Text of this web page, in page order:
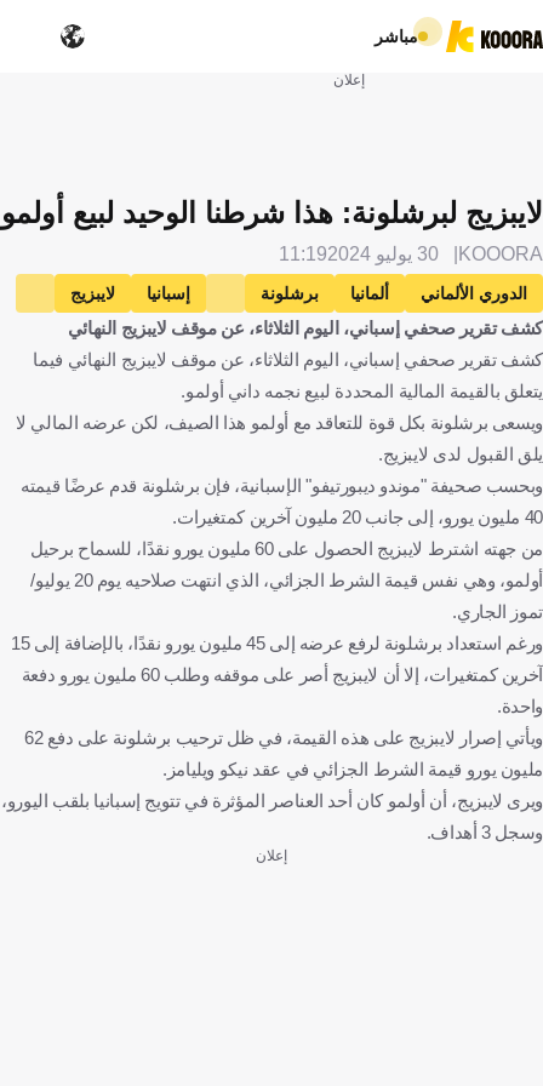
مباشر
إعلان
لايبزيج لبرشلونة: هذا شرطنا الوحيد لبيع أولمو
KOOORA 30 يوليو 2024 11:19
الدوري الألماني ألمانيا برشلونة إسبانيا
لايبزيج
داني أولمو
كرة قدم
كشف تقرير صحفي إسباني، اليوم الثلاثاء، عن موقف لايبزيج النهائي
كشف تقرير صحفي إسباني، اليوم الثلاثاء، عن موقف لايبزيج النهائي فيما
يتعلق بالقيمة المالية المحددة لبيع نجمه داني أولمو.
ويسعى برشلونة بكل قوة للتعاقد مع أولمو هذا الصيف، لكن عرضه المالي لا
يلق القبول لدى لايبزيج.
وبحسب صحيفة "موندو ديبورتيفو" الإسبانية، فإن برشلونة قدم عرضًا قيمته
40 مليون يورو، إلى جانب 20 مليون آخرين كمتغيرات.
من جهته اشترط لايبزيج الحصول على 60 مليون يورو نقدًا، للسماح برحيل
أولمو، وهي نفس قيمة الشرط الجزائي، الذي انتهت صلاحيه يوم 20 يوليو/
تموز الجاري.
ورغم استعداد برشلونة لرفع عرضه إلى 45 مليون يورو نقدًا، بالإضافة إلى 15
آخرين كمتغيرات، إلا أن لايبزيج أصر على موقفه وطلب 60 مليون يورو دفعة
واحدة.
ويأتي إصرار لايبزيج على هذه القيمة، في ظل ترحيب برشلونة على دفع 62
مليون يورو قيمة الشرط الجزائي في عقد نيكو ويليامز.
ويرى لايبزيج، أن أولمو كان أحد العناصر المؤثرة في تتويج إسبانيا بلقب اليورو،
وسجل 3 أهداف.
إعلان